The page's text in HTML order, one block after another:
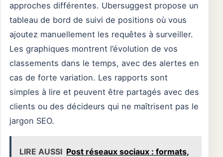
approches différentes. Ubersuggest propose un
tableau de bord de suivi de positions où vous
ajoutez manuellement les requêtes à surveiller.
Les graphiques montrent l’évolution de vos
classements dans le temps, avec des alertes en
cas de forte variation. Les rapports sont
simples à lire et peuvent être partagés avec des
clients ou des décideurs qui ne maîtrisent pas le
jargon SEO.
LIRE AUSSI Post réseaux sociaux : formats,